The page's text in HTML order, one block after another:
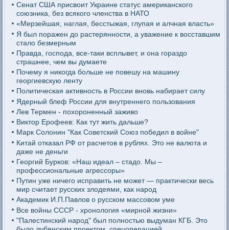
Сенат США присвоит Украине статус американского
союзника, без всякого членства в НАТО
«Мерзейшая, наглая, бесстыжая, глупая и алчная власть»
Я был поражен до растерянности, а уважение к восставшим
стало безмерным
Правда, господа, все-таки всплывет, и она гораздо
страшнее, чем вы думаете
Почему я никогда больше не повешу на машину
георгиевскую ленту
Политическая активность в России вновь набирает силу
Ядерный блеф России для внутреннего пользования
Лев Термен - похороненный заживо
Виктор Ерофеев: Как тут жить дальше?
Марк Солонин "Как Советский Союз победил в войне"
Китай отказал РФ от расчетов в рублях. Это не валюта и
даже не деньги
Георгий Бурков: «Наш идеал – стадо. Мы –
профессиональные агрессоры»
Путин уже ничего исправить не может — практически весь
мир считает русских злодеями, как народ
Академик И.П.Павлов о русском массовом уме
Все войны СССР - хронология «мирной жизни»
"Палестинский народ" был полностью выдуман КГБ. Это